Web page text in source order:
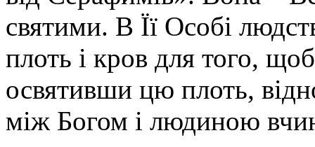
святими. В Її Особі
плоть і кров для того,
освятивши цю плоть,
між Богом і людиною